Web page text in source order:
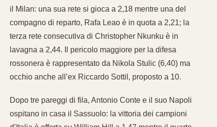
il Milan: una sua rete si gioca a 2,18 mentre una del
compagno di reparto, Rafa Leao è in quota a 2,21; la
terza rete consecutiva di Christopher Nkunku è in
lavagna a 2,44. Il pericolo maggiore per la difesa
rossonera è rappresentato da Nikola Stulic (6,40) ma
occhio anche all’ex Riccardo Sottil, proposto a 10.
Dopo tre pareggi di fila, Antonio Conte e il suo Napoli
ospitano in casa il Sassuolo: la vittoria dei campioni